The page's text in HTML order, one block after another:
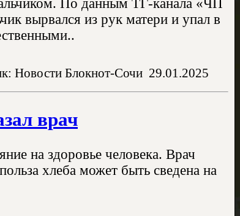
По данным ТГ-канала «ЧП
вырвался из рук матери и упал в
Новости Блокнот-Сочи 29.01.2025
врач
на здоровье человека. Врач
хлеба может быть сведена на